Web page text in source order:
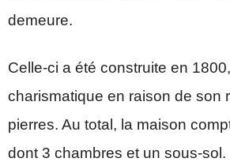
demeure.
Celle-ci a été construite en
charismatique en raison de son
pierres. Au total, la maison
dont 3 chambres et un sous-sol.